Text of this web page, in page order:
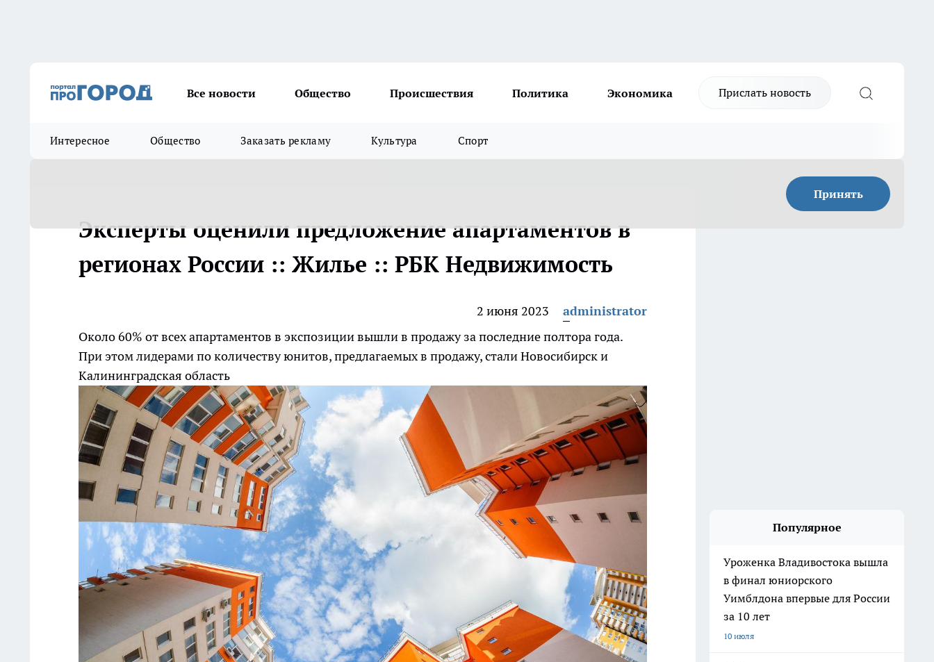
Все новости Общество Происшествия Политика Экономика Прислать новость
Интересное Общество Заказать рекламу Культура Спорт
Принять
Эксперты оценили предложение апартаментов в
регионах России :: Жилье :: РБК Недвижимость
2 июня 2023
administrator
Около 60% от всех апартаментов в экспозиции вышли в продажу за последние полтора года.
При этом лидерами по количеству юнитов, предлагаемых в продажу, стали Новосибирск и
Калининградская область
Популярное
Уроженка Владивостока вышла
в финал юниорского
Уимблдона впервые для России
за 10 лет
10 июля